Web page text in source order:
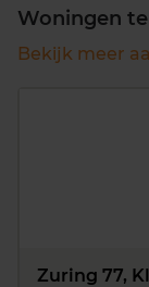
Woningen
Bekijk meer
Zuring 77,